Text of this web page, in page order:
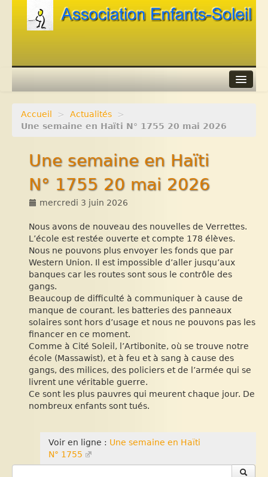
Agenda
Accueil > Actualités
>
Une semaine en Haïti N° 1755 20 mai 2026
Une semaine en Haïti
N° 1755 20 mai 2026
mercredi 3 juin 2026
Nous avons de nouveau des nouvelles de Verrettes.
L’école est restée ouverte et compte 178 élèves.
Nous ne pouvons plus envoyer les fonds que par
Western Union. Il est impossible d’aller jusqu’aux
banques car les routes sont sous le contrôle des
gangs.
Beaucoup de difficulté à communiquer à cause de
manque de courant. les batteries des panneaux
solaires sont hors d’usage et nous ne pouvons pas les
financer en ce moment.
Comme à Cité Soleil, l’Artibonite, où se trouve notre
école (Massawist), et à feu et à sang à cause des
gangs, des milices, des policiers et de l’armée qui se
livrent une véritable guerre.
Ce sont les plus pauvres qui meurent chaque jour. De
nombreux enfants sont tués.
Voir en ligne : Une semaine en Haïti
N° 1755